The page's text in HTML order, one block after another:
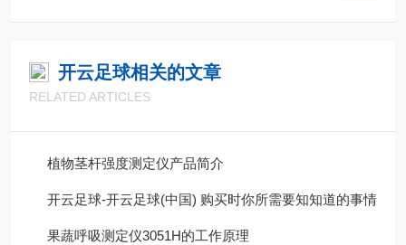
开云足球相关的文章
RELATED ARTICLES
植物茎杆强度测定仪产品简介
开云足球-开云足球(中国) 购买时你所需要知知道的事情
果蔬呼吸测定仪3051H的工作原理